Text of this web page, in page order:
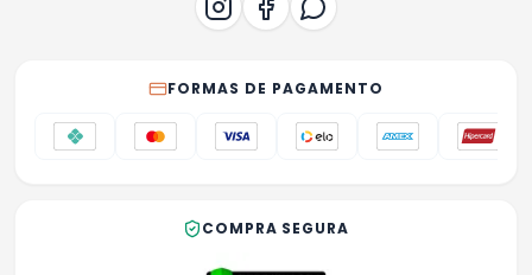
FORMAS DE PAGAMENTO
COMPRA SEGURA